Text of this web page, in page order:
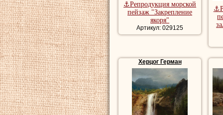
⚓Репродукция морской
пейзаж "Закрепление
якоря"
Артикул: 029125
Херцог Герман